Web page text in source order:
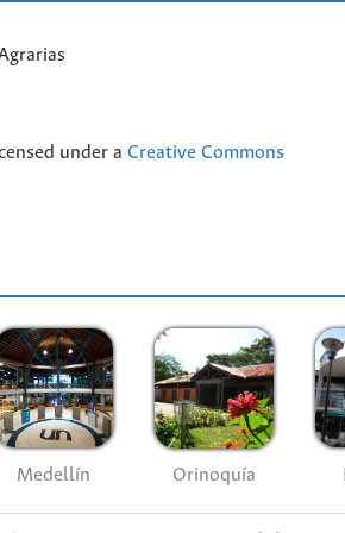
under a Creative Commons
Medellín Orinoquía